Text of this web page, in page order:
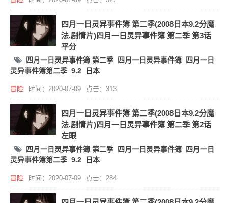
四月一日灵异事件簿 第二季(2008日本9.2分魔
法,剧情片)四月一日灵异事件簿 第二季 第3话
平分
四月一日灵异事件簿 第二季 四月一日灵异事件簿
四月一日
灵异事件簿第二季 9.2 日本
冒险 时间：2020-07-09 点击：313
四月一日灵异事件簿 第二季(2008日本9.2分魔
法,剧情片)四月一日灵异事件簿 第二季 第2话
左眼
四月一日灵异事件簿 第二季 四月一日灵异事件簿
四月一日
灵异事件簿第二季 9.2 日本
冒险 时间：2020-07-09 点击：284